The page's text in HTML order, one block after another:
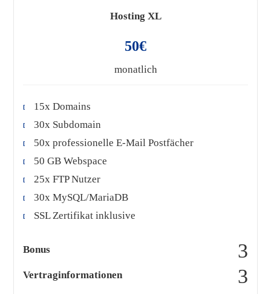
Hosting XL
50€
monatlich
15x Domains
30x Subdomain
50x professionelle E-Mail Postfächer
50 GB Webspace
25x FTP Nutzer
30x MySQL/MariaDB
SSL Zertifikat inklusive
Bonus
Vertraginformationen